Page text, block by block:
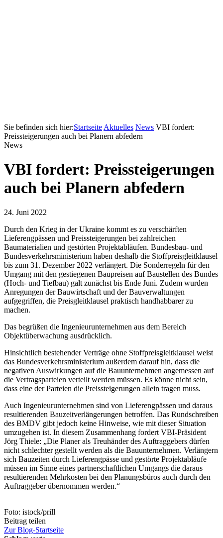
Sie befinden sich hier:Startseite Aktuelles News VBI fordert:
Preissteigerungen auch bei Planern abfedern
News
VBI fordert: Preissteigerungen
auch bei Planern abfedern
24. Juni 2022
Durch den Krieg in der Ukraine kommt es zu verschärften
Lieferengpässen und Preissteigerungen bei zahlreichen
Baumaterialien und gestörten Projektabläufen. Bundesbau- und
Bundesverkehrsministerium haben deshalb die Stoffpreisgleitklausel
bis zum 31. Dezember 2022 verlängert. Die Sonderregeln für den
Umgang mit den gestiegenen Baupreisen auf Baustellen des Bundes
(Hoch- und Tiefbau) galt zunächst bis Ende Juni. Zudem wurden
Anregungen der Bauwirtschaft und der Bauverwaltungen
aufgegriffen, die Preisgleitklausel praktisch handhabbarer zu
machen.
Das begrüßen die Ingenieurunternehmen aus dem Bereich
Objektüberwachung ausdrücklich.
Hinsichtlich bestehender Verträge ohne Stoffpreisgleitklausel weist
das Bundesverkehrsministerium außerdem darauf hin, dass die
negativen Auswirkungen auf die Bauunternehmen angemessen auf
die Vertragsparteien verteilt werden müssen. Es könne nicht sein,
dass eine der Parteien die Preissteigerungen allein tragen muss.
Auch Ingenieurunternehmen sind von Lieferengpässen und daraus
resultierenden Bauzeitverlängerungen betroffen. Das Rundschreiben
des BMDV gibt jedoch keine Hinweise, wie mit dieser Situation
umzugehen ist. In diesem Zusammenhang fordert VBI-Präsident
Jörg Thiele: „Die Planer als Treuhänder des Auftraggebers dürfen
nicht schlechter gestellt werden als die Bauunternehmen. Verlängern
sich Bauzeiten durch Lieferengpässe und gestörte Projektabläufe
müssen im Sinne eines partnerschaftlichen Umgangs die daraus
resultierenden Mehrkosten bei den Planungsbüros auch durch den
Auftraggeber übernommen werden.“
Foto: istock/prill
Beitrag teilen
Zur Blog-Startseite